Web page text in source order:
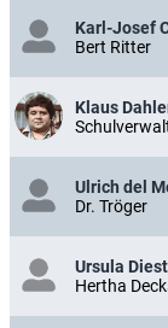
Karl-Josef
Bert Ritter
Klaus
Ulrich del
Dr. Tröger
Ursula
Hertha